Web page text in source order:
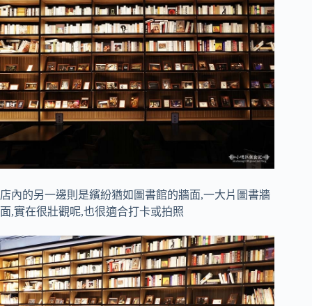
店內的另一邊則是繽紛猶如圖書館的牆面,一大片圖書牆
面,實在很壯觀呢,也很適合打卡或拍照